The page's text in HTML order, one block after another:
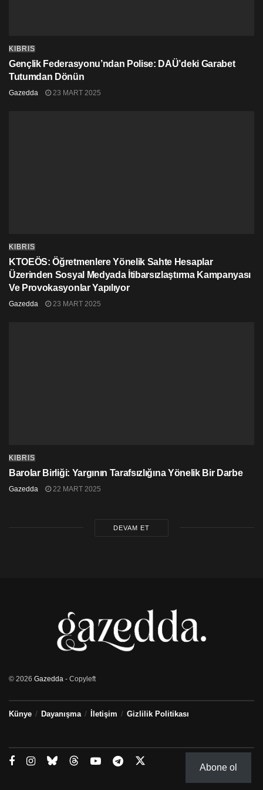
KIBRIS
Gençlik Federasyonu’ndan Polise: DAÜ’deki Garabet
Tutumdan Dönün
Gazedda 23 MART 2025
KIBRIS
KTOEÖS: Öğretmenlere Yönelik Sahte Hesaplar
Üzerinden Sosyal Medyada İtibarsızlaştırma Kampanyası
Ve Provokasyonlar Yapılıyor
Gazedda 23 MART 2025
KIBRIS
Barolar Birliği: Yargının Tarafsızlığına Yönelik Bir Darbe
Gazedda 22 MART 2025
DEVAM ET
© 2026 Gazedda - Copyleft
Künye Dayanışma İletişim Gizlilik Politikası
Abone ol